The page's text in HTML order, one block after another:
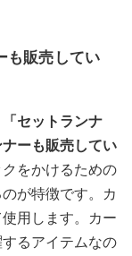
も販売してい
セットランナ
ーも販売してい
をかけるための
が特徴です。カ
用します。カー
るアイテムなの